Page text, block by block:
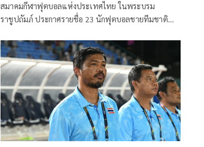
สมาคมกีฬาฟุตบอลแห่งประเทศไทย ในพระบรม
ราชูปถัมภ์ ประกาศรายชื่อ 23 นักฟุตบอลชายทีมชาติ
เครื่อง ตามปฏิทิน ฟีฟ่า เดย์ ประจำเดือนมิถุนายน ที่มี
โปรแกรมจะออกไปเยือน ไต้หวัน และ ฮ่องกง ในวันที่ 16
และ 19 มิถุนายน ตามลำดับ